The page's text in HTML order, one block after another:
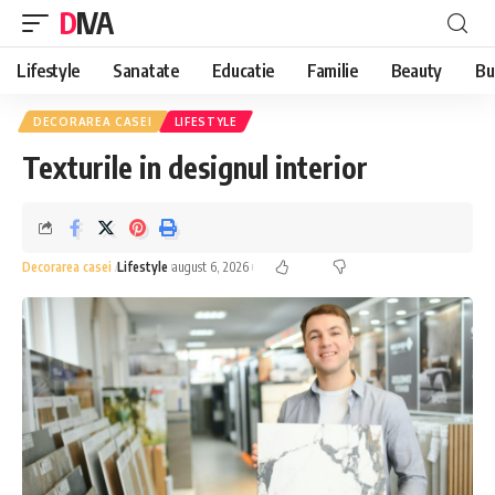
DIVA
Lifestyle Sanatate Educatie Familie Beauty
DECORAREA CASEI LIFESTYLE
Texturile in designul interior
Decorarea casei Lifestyle august 6, 2026